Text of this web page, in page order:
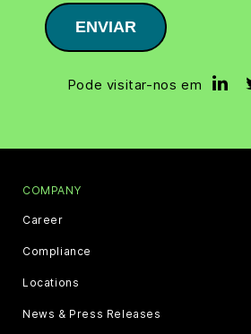
ENVIAR
Pode visitar-nos em
COMPANY
Career
Compliance
Locations
News & Press Releases